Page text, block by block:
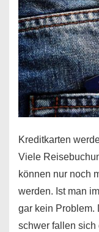
Kreditkarten
Viele
können nur noch
werden. Ist man
gar kein Problem.
schwer fallen